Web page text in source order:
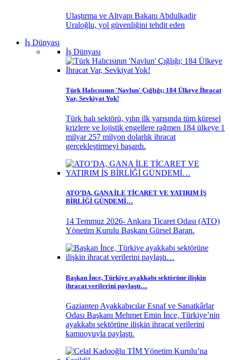
Ulaştırma ve Altyapı Bakanı Abdulkadir
Uraloğlu, yol güvenliğini tehdit eden
İş Dünyası
İş Dünyası
Türk Halıcısının 'Navlun' Çığlığı; 184 Ülkeye İhracat
Var, Sevkiyat Yok!
Türk halı sektörü, yılın ilk yarısında tüm küresel
krizlere ve lojistik engellere rağmen 184 ülkeye 1
milyar 257 milyon dolarlık ihracat
gerçekleştirmeyi başardı.
ATO’DA, GANA İLE TİCARET VE YATIRIM İŞ
BİRLİĞİ GÜNDEMİ…
14 Temmuz 2026- Ankara Ticaret Odası (ATO)
Yönetim Kurulu Başkanı Gürsel Baran.
Başkan İnce, Türkiye ayakkabı sektörüne ilişkin
ihracat verilerini paylaştı…
Gaziantep Ayakkabıcılar Esnaf ve Sanatkârlar
Odası Başkanı Mehmet Emin İnce, Türkiye’nin
ayakkabı sektörüne ilişkin ihracat verilerini
kamuoyuyla paylaştı.